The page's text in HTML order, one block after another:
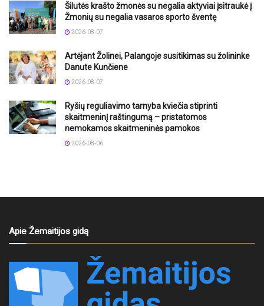
Šilutės krašto žmonės su negalia aktyviai įsitraukė į
Žmonių su negalia vasaros sporto šventę
2026-08-07
Artėjant Žolinei, Palangoje susitikimas su žolininke
Danute Kunčiene
2026-08-07
Ryšių reguliavimo tarnyba kviečia stiprinti
skaitmeninį raštingumą – pristatomos
nemokamos skaitmeninės pamokos
2026-08-06
Apie Žemaitijos gidą